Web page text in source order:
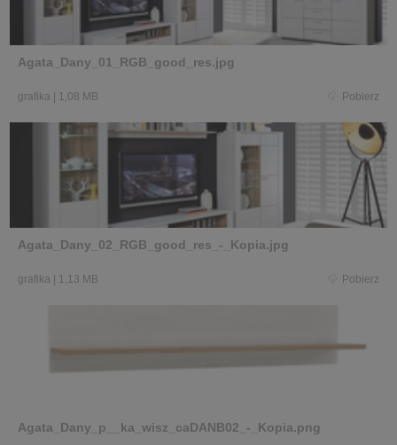
Agata_Dany_01_RGB_good_res.jpg
grafika 1,08 MB Pobierz
Agata_Dany_02_RGB_good_res_-_Kopia.jpg
grafika 1,13 MB Pobierz
Agata_Dany_p__ka_wisz_caDANB02_-_Kopia.png